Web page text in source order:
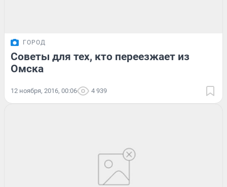
ГОРОД
Советы для тех, кто переезжает из
Омска
12 ноября, 2016, 00:06 4 939